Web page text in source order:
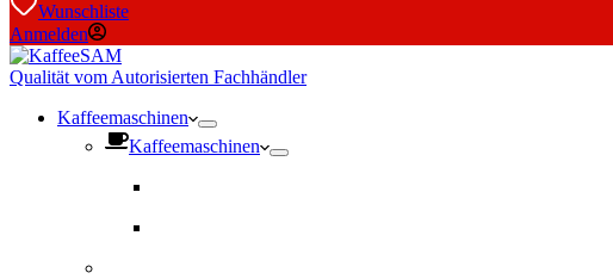
Wunschliste
Anmelden
Qualität vom Autorisierten Fachhändler
Kaffeemaschinen
Kaffeemaschinen